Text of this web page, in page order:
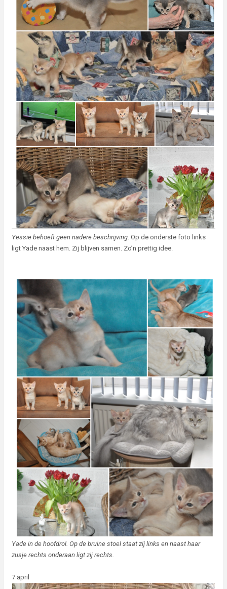
Yessie behoeft geen nadere beschrijving . Op de onderste foto links
ligt Yade naast hem. Zij blijven samen. Zo’n prettig idee.
Yade in de hoofdrol. Op de bruine stoel staat zij links en naast haar
zusje rechts onderaan ligt zij rechts.
7 april